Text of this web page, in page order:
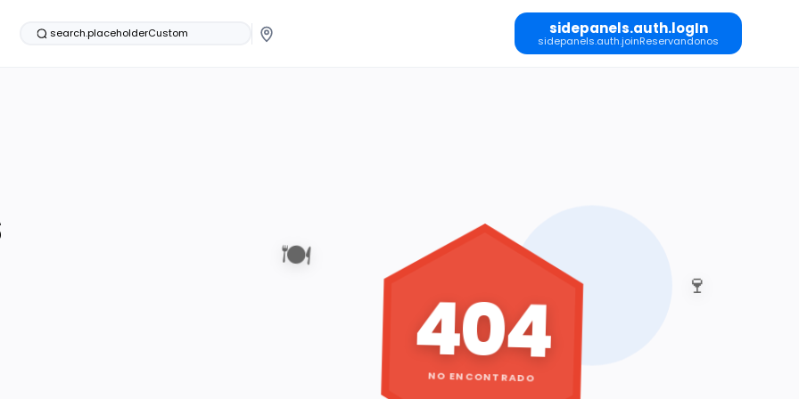
search.placeholderCustom sidepanels.auth.logIn
sidepanels.auth.joinReservandonos
🍽️
🍷
404
NO ENCONTRADO